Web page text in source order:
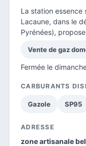
La station essence
Lacaune, dans le
Pyrénées),
Vente de gaz
Fermée le
CARBURANTS
Gazole SP95
ADRESSE
zone artisanale